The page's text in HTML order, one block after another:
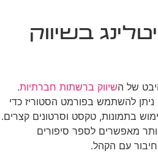
בשיווק
של השיווק ברשתות חברתיות.
להשתמש בפורמט הסטוריז כדי
בתמונות, טקסט וסרטונים קצרים.
יותר מאפשרים לספר סיפורים
עם הקהל.